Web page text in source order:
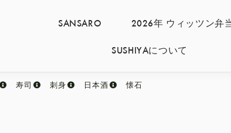
SANSARO 2026年 ウィッツン弁
SUSHIYAについて
寿司 刺身 日本酒 懐石